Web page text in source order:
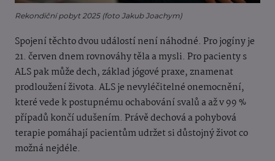
Rekondiční pobyt 2025 (foto Jakub Joachym)
Spojení těchto dvou událostí není náhodné. Pro jogíny je
21. červen dnem rovnováhy těla a mysli. Pro pacienty s
ALS pak může dech, základ jógové praxe, znamenat
prodloužení života. ALS je nevyléčitelné onemocnění,
které vede k postupnému ochabování svalů a až v 99 %
případů končí udušením. Právě dechová a pohybová
terapie pomáhají pacientům udržet si důstojný život co
možná nejdéle.